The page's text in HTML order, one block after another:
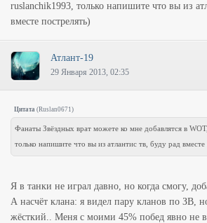
ruslanchik1993, только напишите что вы из
вместе пострелять)
Атлант-19
29 Января 2013, 02:35
Цитата (Ruslan0671)
Фанаты Звёздных врат можете ко мне добавлятся в
только напишите что вы из атлантис тв, буду рад вместе
Я в танки не играл давно, но когда смогу,
А насчёт клана: я видел пару кланов по ЗВ,
жёсткий.. Меня с моими 45% побед явно не